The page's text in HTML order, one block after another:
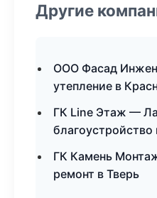
Другие
ООО Фасад
утепление в
ГК Line Этаж —
благоустройство
ГК Камень
ремонт в Тверь